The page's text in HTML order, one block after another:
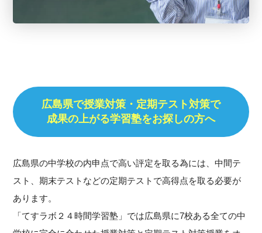
広島県で授業対策・ 定期テスト対策で
成果の上がる学習塾をお探しの方へ
広島県の中学校の内申点で高い評定を取る為には、中間テ
スト、期末テストなどの定期テストで高得点を取る必要が
あります。
「てすラボ２４時間学習塾」では広島県に7校ある全ての中